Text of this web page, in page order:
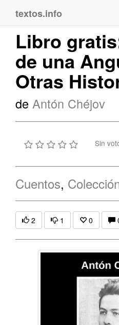
textos.info
Libro
de una
Otras
de Antón Chéjov
Sin
Cuentos,
2 1 0